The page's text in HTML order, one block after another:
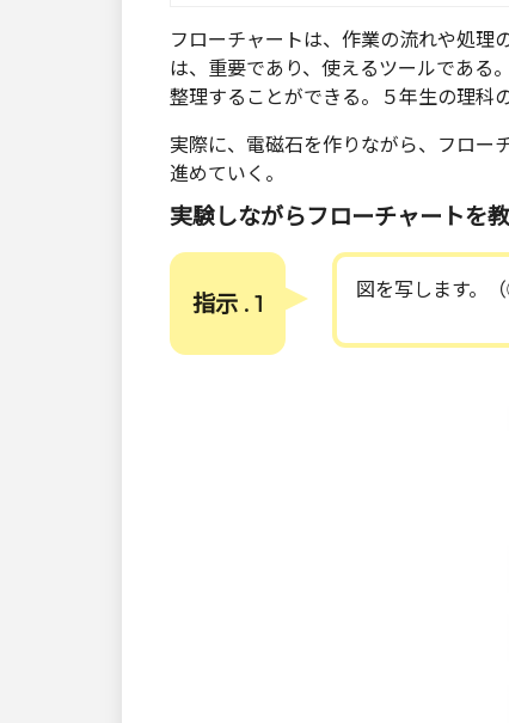
フローチャートは、作業の流れや処理
は、重要であり、使えるツールである
整理することができる。５年生の理科
実際に、電磁石を作りながら、フロー
進めていく。
実験しながらフローチャートを
指示 . 1 図を写します。